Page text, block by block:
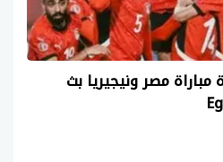
مصر ونيجيريا بث